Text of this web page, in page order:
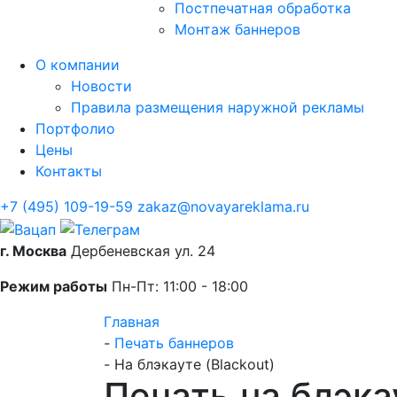
Постпечатная обработка
Монтаж баннеров
О компании
Новости
Правила размещения наружной рекламы
Портфолио
Цены
Контакты
+7 (495) 109-19-59 zakaz@novayareklama.ru
г. Москва Дербеневская ул. 24
Режим работы Пн-Пт: 11:00 - 18:00
Главная
- Печать баннеров
- На блэкауте (Blackout)